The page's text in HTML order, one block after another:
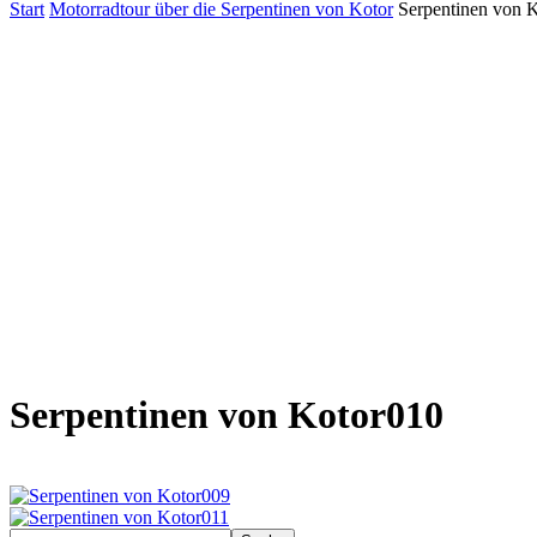
Start Motorradtour über die Serpentinen von Kotor Serpentinen von
Serpentinen von Kotor010